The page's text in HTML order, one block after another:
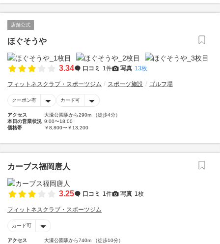
店舗公式
ほぐそうや
3.34 口コミ 1件 写真 13枚
フィットネスクラブ・スポーツジム スポーツ施設 ゴルフ場
クーポン有 カード可
アクセス
大濠公園駅から290m （徒歩4分）
本日の営業状況 9:00〜18:00
価格帯
￥8,800〜￥13,200
カーブス福岡唐人
3.25 口コミ 1件 写真 1枚
フィットネスクラブ・スポーツジム
カード可
アクセス 大濠公園駅から740m （徒歩10分）